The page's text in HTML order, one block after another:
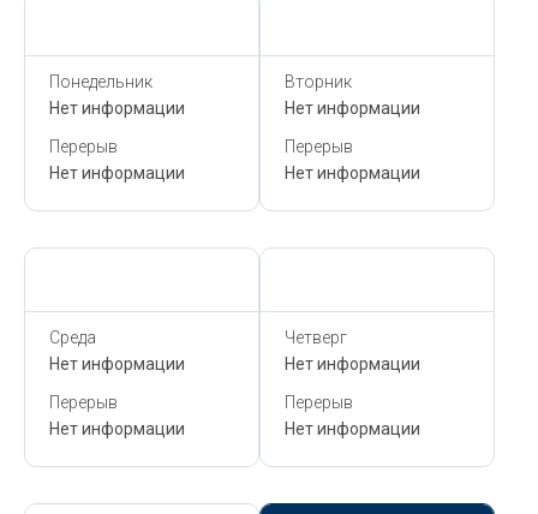
Понедельник
Нет информации
Перерыв
Нет информации
Вторник
Нет информации
Перерыв
Нет информации
Среда
Нет информации
Перерыв
Нет информации
Четверг
Нет информации
Перерыв
Нет информации